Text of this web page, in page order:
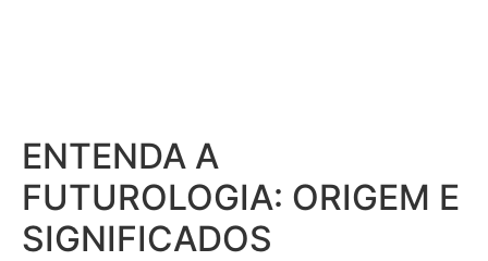
ENTENDA A
FUTUROLOGIA: ORIGEM E
SIGNIFICADOS